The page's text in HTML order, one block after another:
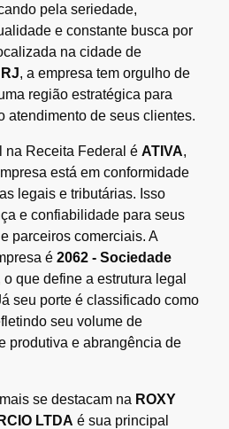
pela seriedade,
e constante busca por
na cidade de
RJ, a empresa tem orgulho de
região estratégica para
atendimento de seus clientes.
na Receita Federal é ATIVA,
está em conformidade
legais e tributárias. Isso
e confiabilidade para seus
parceiros comerciais. A
é 2062 - Sociedade
o que define a estrutura legal
seu porte é classificado como
seu volume de
produtiva e abrangência de
se destacam na ROXY
LTDA é sua principal